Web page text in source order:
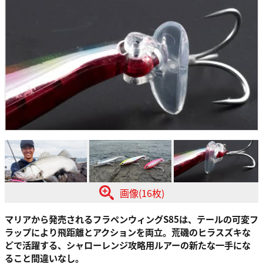
画像(16枚)
マリアから発売されるフラペンウィングS85は、テールの可変フ
ラップにより飛距離とアクションを両立。荒磯のヒラスズキな
どで活躍する、シャローレンジ攻略用ルアーの新たな一手にな
ること間違いなし。